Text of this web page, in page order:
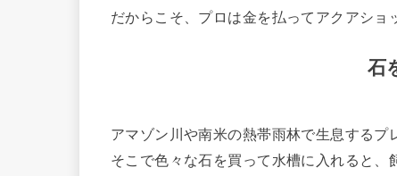
だからこそ、プロは金を払ってアクアショ
石
アマゾン川や南米の熱帯雨林で生息するプ
そこで色々な石を買って水槽に入れると、